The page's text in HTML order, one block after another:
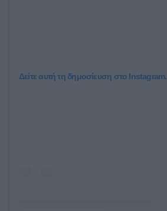
Δείτε αυτή τη δημοσίευση στο Instagram.